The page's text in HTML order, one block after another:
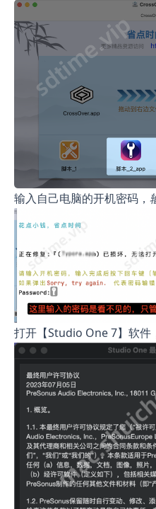
输入自己电脑的开机密码，
打开【Studio One 7】软件